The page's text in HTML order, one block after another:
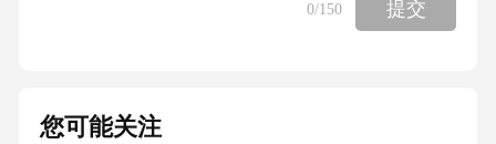
求；此外，随着市场竞争的加剧，疗养院行业
可持续发展。
0/150 提交
您可能关注